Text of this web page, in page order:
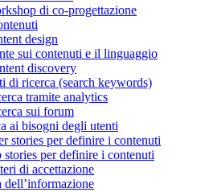
di co-progettazione
design
sui contenuti e il linguaggio
discovery
di ricerca (search keywords)
tramite analytics
sui forum
ai bisogni degli utenti
stories per definire i contenuti
stories per definire i contenuti
di accettazione